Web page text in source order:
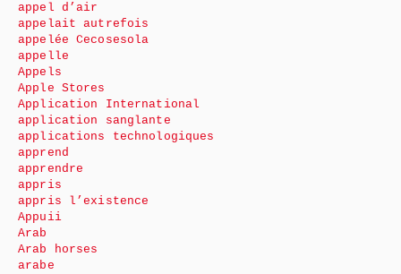
appel d’air
appelait autrefois
appelée Cecosesola
appelle
Appels
Apple Stores
Application International
application sanglante
applications technologiques
apprend
apprendre
appris
appris l’existence
Appuii
Arab
Arab horses
arabe